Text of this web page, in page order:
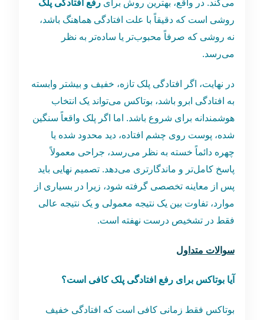
می‌کند. در واقع، بهترین روش برایرفع افتادگی پلک
روشی است که دقیقاً با علت افتادگی هماهنگ باشد،
نه روشی که صرفاً محبوب‌تر یا ساده‌تر به نظر
می‌رسد.
در نهایت، اگر افتادگی پلک تازه، خفیف و بیشتر وابسته
به افتادگی ابرو باشد، بوتاکس می‌تواند یک انتخاب
هوشمندانه برای شروع باشد. اما اگر پلک واقعاً سنگین
شده، پوست روی چشم افتاده، دید محدود شده یا
چهره دائماً خسته به نظر می‌رسد، جراحی معمولاً
پاسخ کامل‌تر و ماندگارتری می‌دهد. تصمیم نهایی باید
پس از معاینه تخصصی گرفته شود، زیرا در بسیاری از
موارد، تفاوت بین یک نتیجه معمولی و یک نتیجه عالی
فقط در تشخیص درست نهفته است.
سوالات متداول
آیا بوتاکس برای رفع افتادگی پلک کافی است؟
بوتاکس فقط زمانی کافی است که افتادگی خفیف